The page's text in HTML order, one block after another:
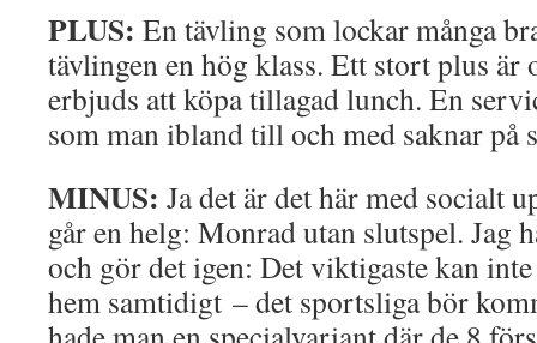
PLUS: En tävling som lockar många
tävlingen en hög klass. Ett stort plus är
erbjuds att köpa tillagad lunch. En
som man ibland till och med saknar på
MINUS: Ja det är det här med socialt
går en helg: Monrad utan slutspel. Jag
och gör det igen: Det viktigaste kan
hem samtidigt – det sportsliga bör